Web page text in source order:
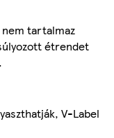
tartalmaz
étrendet
V-Label